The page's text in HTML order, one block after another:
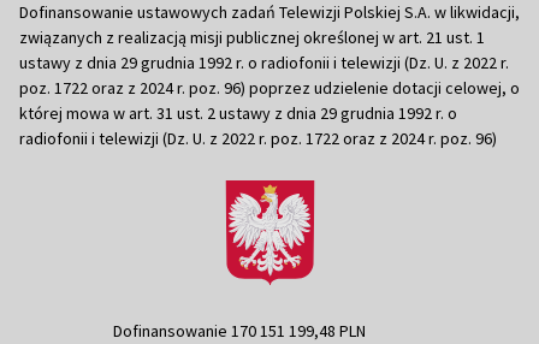
Dofinansowanie ustawowych zadań Telewizji Polskiej S.A. w likwidacji,
związanych z realizacją misji publicznej określonej w art. 21 ust. 1
ustawy z dnia 29 grudnia 1992 r. o radiofonii i telewizji (Dz. U. z 2022 r.
poz. 1722 oraz z 2024 r. poz. 96) poprzez udzielenie dotacji celowej, o
której mowa w art. 31 ust. 2 ustawy z dnia 29 grudnia 1992 r. o
radiofonii i telewizji (Dz. U. z 2022 r. poz. 1722 oraz z 2024 r. poz. 96)
Dofinansowanie 170 151 199,48 PLN